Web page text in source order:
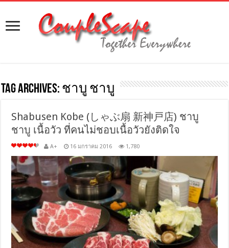
Tag Archives: ชาบู ชาบู
Shabusen Kobe (しゃぶ扇 新神戸店) ชาบู
ชาบู เนื้อวัว ที่คนไม่ชอบเนื้อวัวยังติดใจ
A+ 16 มกราคม 2016 1,780